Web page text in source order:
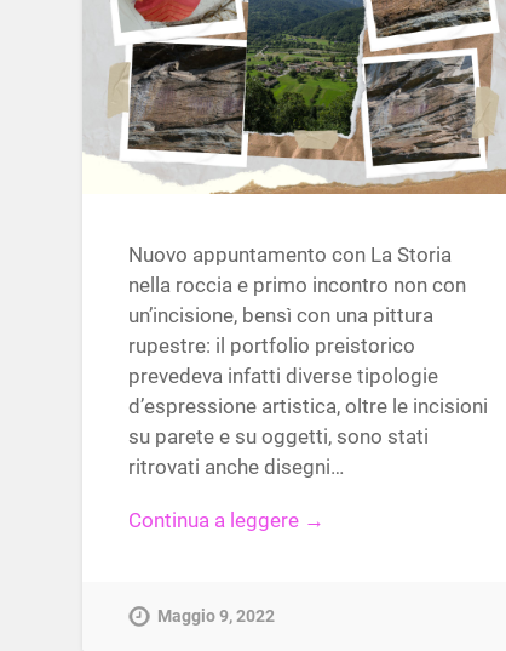
Nuovo appuntamento con La Storia
nella roccia e primo incontro non con
un’incisione, bensì con una pittura
rupestre: il portfolio preistorico
prevedeva infatti diverse tipologie
d’espressione artistica, oltre le incisioni
su parete e su oggetti, sono stati
ritrovati anche disegni…
Continua a leggere →
Maggio 9, 2022